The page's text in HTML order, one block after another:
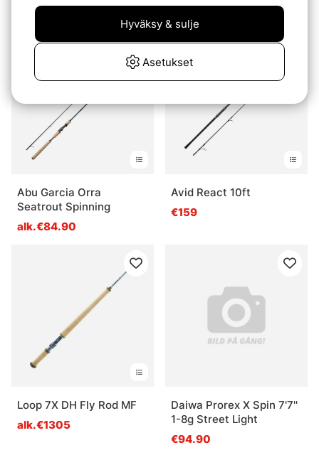
45G 4Sec
Abu Garcia Orra
Seatrout Spinning
alk.€84.90
Avid React 10ft
€159
Loop 7X DH Fly Rod MF
alk.€1305
Daiwa Prorex X Spin 7'7''
1-8g Street Light
€94.90
Asetukset
Hyväksy & sulje